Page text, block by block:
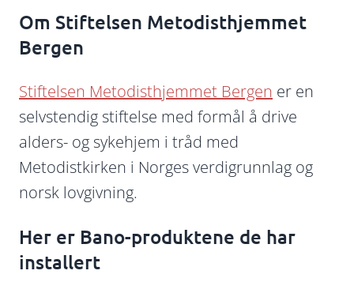
Om Stiftelsen Metodisthjemmet
Bergen
Stiftelsen Metodisthjemmet Bergen er en
selvstendig stiftelse med formål å drive
alders- og sykehjem i tråd med
Metodistkirken i Norges verdigrunnlag og
norsk lovgivning.
Her er Bano-produktene de har
installert